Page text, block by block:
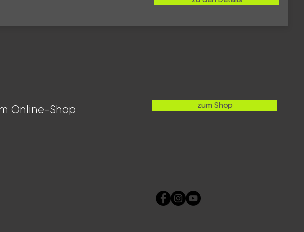
Online-Shop zum Shop